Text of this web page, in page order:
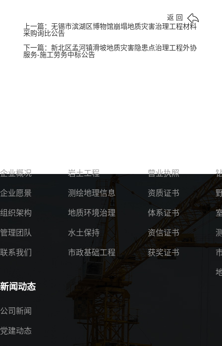
返 回
上一篇：无锡市滨湖区博物馆崩塌地质灾害治理工程材料
采购询比公告
下一篇：新北区孟河镇滑坡地质灾害隐患点治理工程外协
服务-施工劳务中标公告
企业概况
企业愿景
组织架构
管理团队
联系我们
岩土工程
测绘地理信息
地质环境治理
水土保持
市政基础工程
营业执照
资质证书
体系证书
资信证书
获奖证书
新闻动态
公司新闻
党建动态